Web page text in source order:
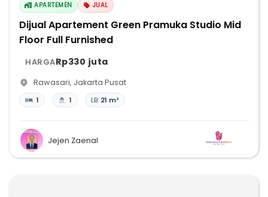
APARTEMEN JUAL
Dijual Apartement Green Pramuka Studio Mid
Floor Full Furnished
HARGARp330 juta
Rawasari, Jakarta Pusat
1 1 LB: 21 m²
Jejen Zaenal